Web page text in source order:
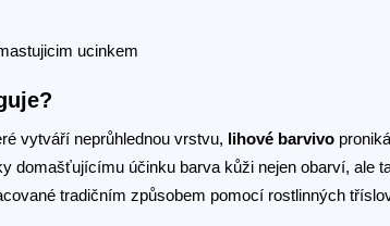
vytváří neprůhlednou vrstvu, lihové barvivo
domašťujícímu účinku barva kůži nejen obarví, ale
tradičním způsobem pomocí rostlinných